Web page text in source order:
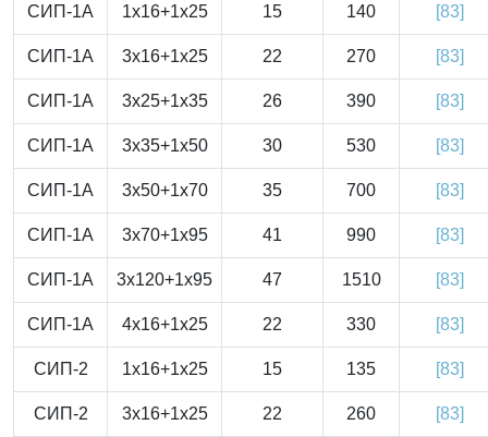
СИП-1А 1x16+1x25 15 140 [83]
СИП-1А 3x16+1x25 22 270 [83]
СИП-1А 3x25+1x35 26 390 [83]
СИП-1А 3x35+1x50 30 530 [83]
СИП-1А 3x50+1x70 35 700 [83]
СИП-1А 3x70+1x95 41 990 [83]
СИП-1А 3x120+1x95 47 1510 [83]
СИП-1А 4x16+1x25 22 330 [83]
СИП-2 1x16+1x25 15 135 [83]
СИП-2 3x16+1x25 22 260 [83]